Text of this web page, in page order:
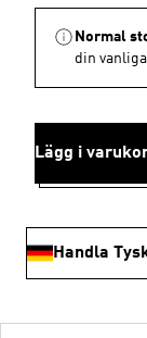
Normal
din
Lägg i
Handla